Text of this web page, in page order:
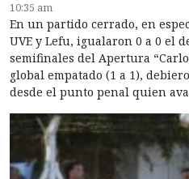
10:35 am
En un partido cerrado, en
UVE y Lefu, igualaron 0 a 0 el
semifinales del Apertura
global empatado (1 a 1),
desde el punto penal quien